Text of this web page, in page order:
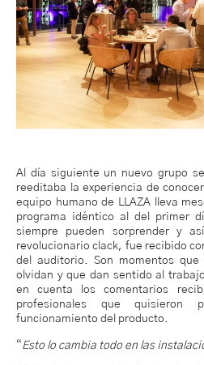
Al día siguiente un nuevo grupo
reeditaba la experiencia de
equipo humano de LLAZA lleva
programa idéntico al del primer
siempre pueden sorprender y
revolucionario clack, fue recibido
del auditorio. Son momentos
olvidan y que dan sentido al
en cuenta los comentarios
profesionales que quisieron
funcionamiento del producto.
“Esto lo cambia todo en las